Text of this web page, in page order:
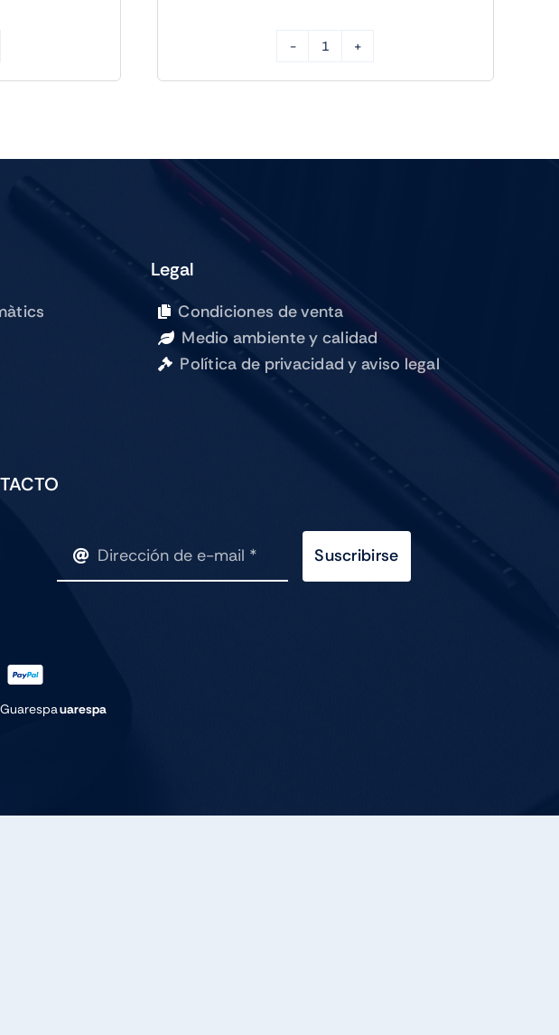
IPAD
Legal
Condiciones de venta
Medio ambiente y calidad
Política de privacidad y aviso legal
Suscribirse
uarespa